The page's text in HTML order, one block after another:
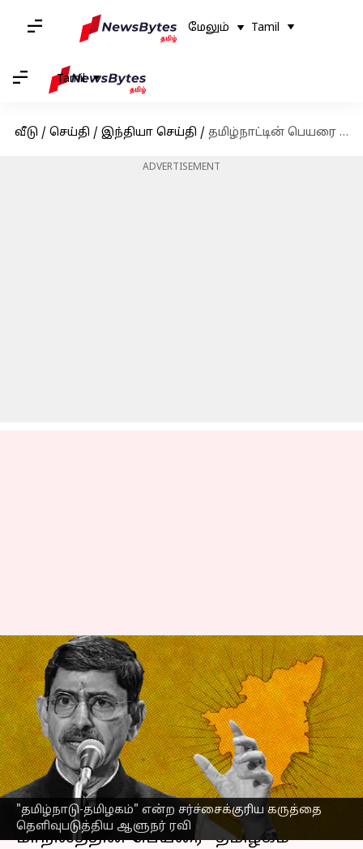
மேலும் Tamil
Tamil
வீடு / செய்தி / இந்தியா செய்தி / தமிழ்நாட்டின் பெயரை மாற்ற பரிந்துரைக்கவில்லை: ஆளுநர் விளக்கம்
ADVERTISEMENT
"தமிழ்நாடு-தமிழகம்" என்ற சர்ச்சைக்குரிய கருத்தை
தெளிவுபடுத்திய ஆளுநர் ரவி
தமிழ்நாட்டின் பெயரை
மாற்ற
பரிந்துரைக்கவில்லை:
ஆளுநர் விளக்கம்
எழுதியவர் Sindhuja SM Jan 18, 2023 05:49 pm
செய்தி முன்னோட்டம்
மாநிலத்தின் பெயரை "தமிழகம்"